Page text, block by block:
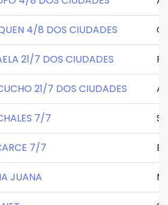
4/8 DOS CIUDADES
21/7 DOS CIUDADES
21/7 DOS CIUDADES
7/7
7/7
JUANA